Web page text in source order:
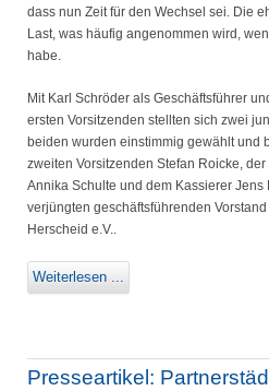
dass nun Zeit für den Wechsel sei. Die
Last, was häufig angenommen wird,
habe.
Mit Karl Schröder als Geschäftsführer
ersten Vorsitzenden stellten sich zwei
beiden wurden einstimmig gewählt und
zweiten Vorsitzenden Stefan Roicke,
Annika Schulte und dem Kassierer
verjüngten geschäftsführenden
Herscheid e.V..
Weiterlesen ...
Presseartikel: